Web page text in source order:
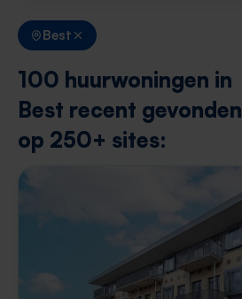
Best
100 huurwoningen in
Best recent gevonden
op 250+ sites: